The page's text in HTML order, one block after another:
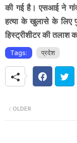
की गई है। एसआई ने
हत्या के खुलासे के लिए
हिस्ट्रीशीटर की तलाश
Tags: प्रदेश
OLDER